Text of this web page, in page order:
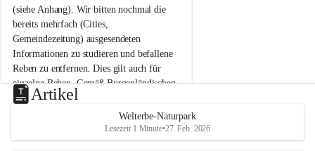
n
n
a
m
N
e
u
s
d
(siehe Anhang). Wir bitten nochmal die
bereits mehrfach (Cities,
Gemeindezeitung) ausgesendeten
Informationen zu studieren und befallene
Reben zu entfernen. Dies gilt auch für
einzelne Reben. Gemäß Burgenländischen
Weinbaugesetz sind nicht gepflegte oder
unzulässige Weingärten zu roden! Bitte
helfen wir zusammen um unsere Winzer
vor den prognostizierten Ernteausfällen
u
e
d
Artikel
Welterbe-Naturpark
Lesezeit 1 Minute•27. Feb. 2026